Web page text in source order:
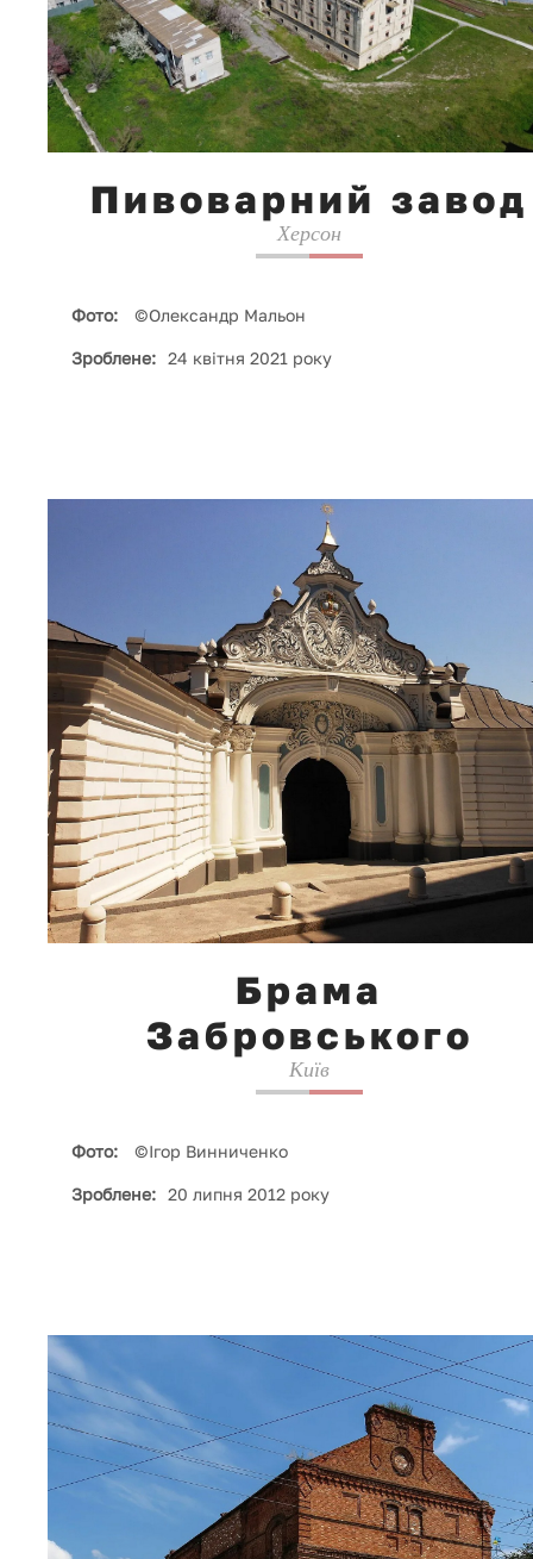
Пивоварний завод
Херсон
Фото: ©Олександр Мальон
Зроблене: 24 квітня 2021 року
Брама
Забровського
Київ
Фото: ©Ігор Винниченко
Зроблене: 20 липня 2012 року